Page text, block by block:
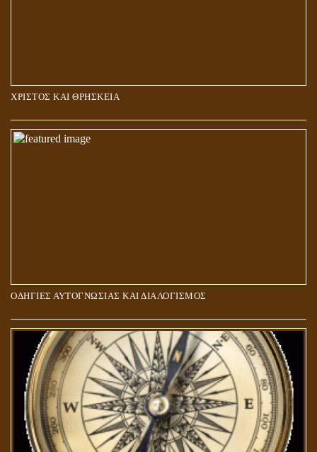
ΧΡΙΣΤΟΣ ΚΑΙ ΘΡΗΣΚΕΙΑ
ΟΔΗΓΙΕΣ ΑΥΤΟΓΝΩΣΙΑΣ ΚΑΙ ΔΙΑΛΟΓΙΣΜΟΣ
ΠΟΙΟΙ ΕΠΙΛΕΓΟΥΝ ΤΟΝ ΔΡΟΜΟ ΤΗΣ ΑΛΗΘΕΙΑΣ;
5Η ΔΙΑΣΤΑΣΗ ΚΑΙ ΠΝΕΥΜΑΤΙΚΗ ΑΡΠΑΓΗ: ΔΥΟ ΔΙΑΦΟΡΕΤΙΚΕΣ
ΚΑΤΑΣΤΑΣΕΙΣ